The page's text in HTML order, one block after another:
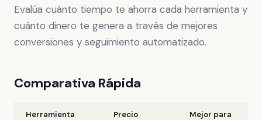
Evalúa cuánto tiempo te ahorra cada herramienta y
cuánto dinero te genera a través de mejores
conversiones y seguimiento automatizado.
Comparativa Rápida
Herramienta Precio Mejor para